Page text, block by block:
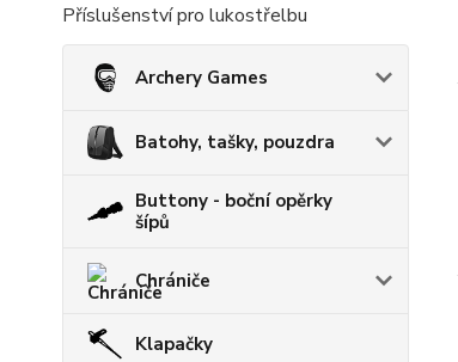
Příslušenství pro lukostřelbu
Archery Games
Batohy, tašky, pouzdra
Buttony - boční opěrky
šípů
Chrániče
Klapačky